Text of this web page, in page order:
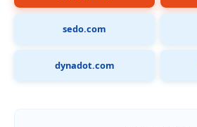
sedo.com
dynadot.com